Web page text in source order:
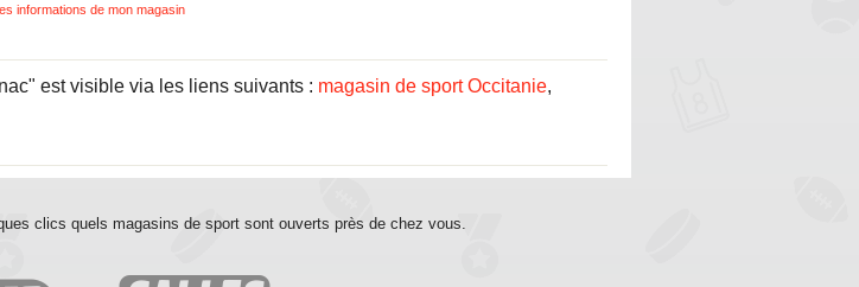
informations de mon magasin
est visible via les liens suivants : magasin de sport Occitanie,
clics quels magasins de sport sont ouverts près de chez vous.